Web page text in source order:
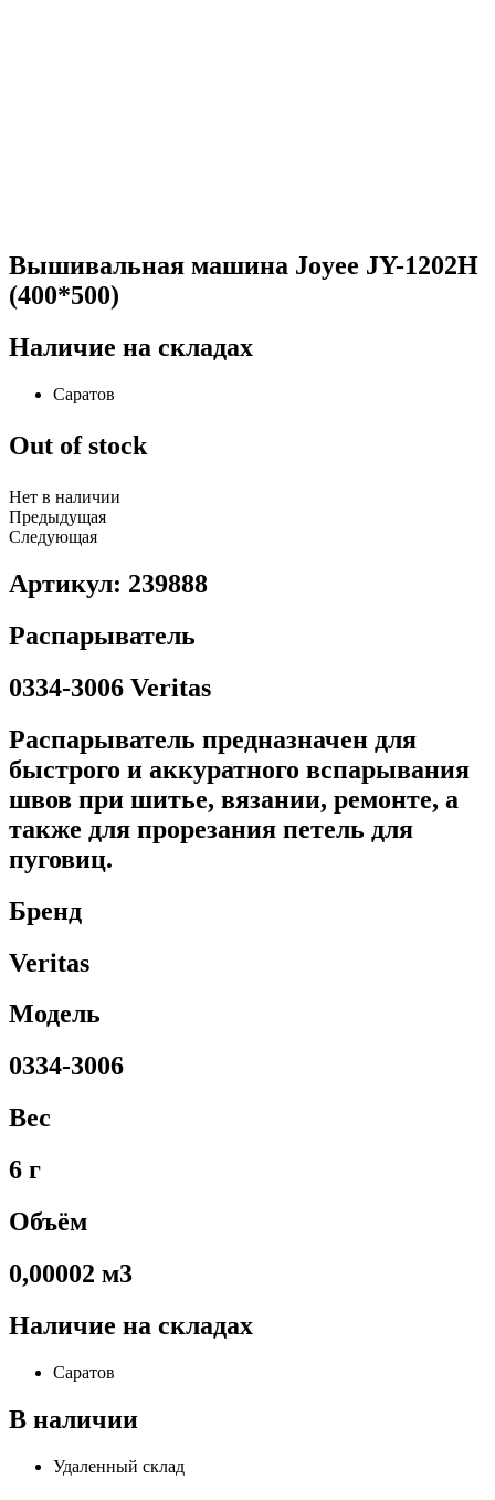
Вышивальная машина Joyee JY-1202H
(400*500)
Наличие на складах
Саратов
Out of stock
Нет в наличии
Предыдущая
Следующая
Артикул: 239888
Распарыватель
0334-3006 Veritas
Распарыватель предназначен для
быстрого и аккуратного вспарывания
швов при шитье, вязании, ремонте, а
также для прорезания петель для
пуговиц.
Бренд
Veritas
Модель
0334-3006
Вес
6 г
Объём
0,00002 м3
Наличие на складах
Саратов
В наличии
Удаленный склад